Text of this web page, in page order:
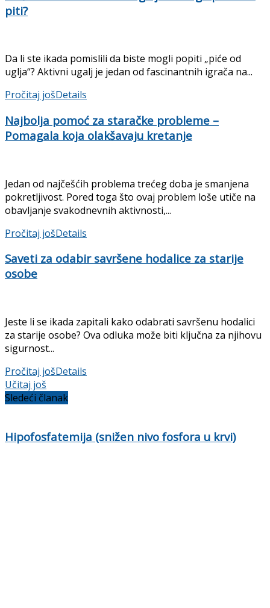
piti?
Da li ste ikada pomislili da biste mogli popiti „piće od
uglja“? Aktivni ugalj je jedan od fascinantnih igrača na...
Pročitaj jošDetails
Najbolja pomoć za staračke probleme –
Pomagala koja olakšavaju kretanje
Jedan od najčešćih problema trećeg doba je smanjena
pokretljivost. Pored toga što ovaj problem loše utiče na
obavljanje svakodnevnih aktivnosti,...
Pročitaj jošDetails
Saveti za odabir savršene hodalice za starije
osobe
Jeste li se ikada zapitali kako odabrati savršenu hodalici
za starije osobe? Ova odluka može biti ključna za njihovu
sigurnost...
Pročitaj jošDetails
Učitaj još
Sledeći članak
Hipofosfatemija (snižen nivo fosfora u krvi)